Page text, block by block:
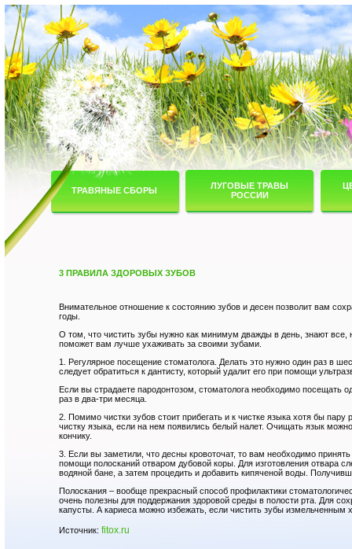
ТРАВЯНЫЕ СБОРЫ
ЛУГОВЫЕ ТРАВЫ
РОССИИ
3 ПРАВИЛА ЗДОРОВЫХ ЗУБОВ
Внимательное отношение к состоянию зубов и десен позволит вам
годы.
О том, что чистить зубы нужно как минимум дважды в день, знают все,
поможет вам лучше ухаживать за своими зубами.
1. Регулярное посещение стоматолога. Делать это нужно один раз в
следует обратиться к дантисту, который удалит его при помощи
Если вы страдаете пародонтозом, стоматолога необходимо посещать
раз в два-три месяца.
2. Помимо чистки зубов стоит прибегать и к чистке языка хотя бы
чистку языка, если на нем появились белый налет. Очищать язык
кончику.
3. Если вы заметили, что десны кровоточат, то вам необходимо
помощи полосканий отваром дубовой коры. Для изготовления отвара
водяной бане, а затем процедить и добавить кипяченой воды.
Полоскания – вообще прекрасный способ профилактики
очень полезны для поддержания здоровой среды в полости рта. Для
капусты. А кариеса можно избежать, если чистить зубы измельченным
Источник: fitox.ru